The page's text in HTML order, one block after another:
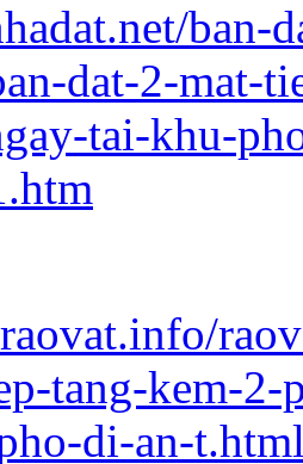
ban-
dat-2-mat-
tai-khu-
tang-kem-
di-an-